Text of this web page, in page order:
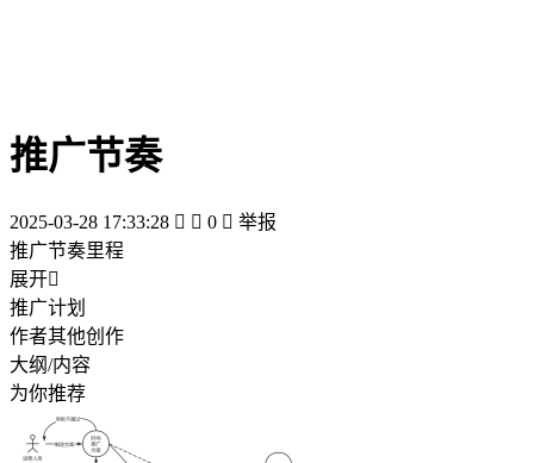
推广节奏
2025-03-28 17:33:28   0  举报
推广节奏里程
展开
推广计划
作者其他创作
大纲/内容
为你推荐